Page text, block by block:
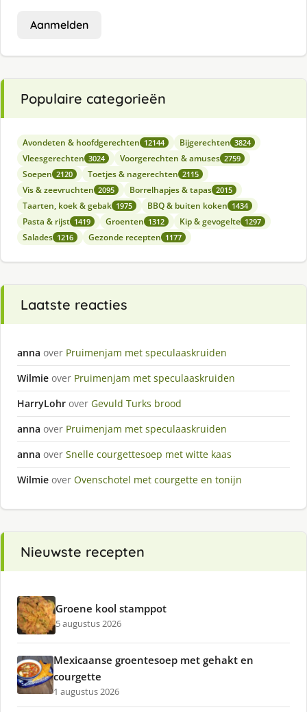
Aanmelden
Populaire categorieën
Avondeten & hoofdgerechten 12144 Bijgerechten 3824
Vleesgerechten 3024 Voorgerechten & amuses 2759
Soepen 2120 Toetjes & nagerechten 2115
Vis & zeevruchten 2095 Borrelhapjes & tapas 2015
Taarten, koek & gebak 1975 BBQ & buiten koken 1434
Pasta & rijst 1419 Groenten 1312 Kip & gevogelte 1297
Salades 1216 Gezonde recepten 1177
Laatste reacties
anna over Pruimenjam met speculaaskruiden
Wilmie over Pruimenjam met speculaaskruiden
HarryLohr over Gevuld Turks brood
anna over Pruimenjam met speculaaskruiden
anna over Snelle courgettesoep met witte kaas
Wilmie over Ovenschotel met courgette en tonijn
Nieuwste recepten
Groene kool stamppot
5 augustus 2026
Mexicaanse groentesoep met gehakt en
courgette
1 augustus 2026